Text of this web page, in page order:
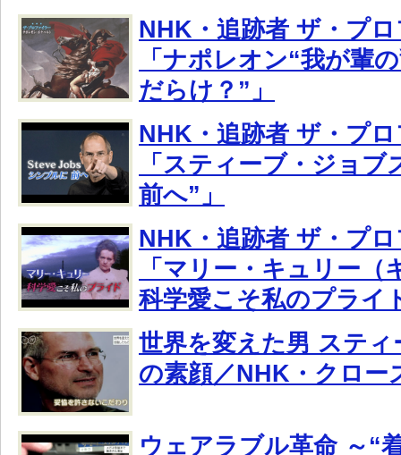
NHK・追跡者 ザ・プ
「ナポレオン“我が輩
だらけ？”」
NHK・追跡者 ザ・プ
「スティーブ・ジョ
前へ”」
NHK・追跡者 ザ・プ
「マリー・キュリー（
科学愛こそ私のプライ
世界を変えた男 ステ
の素顔／NHK・クロー
ウェアラブル革命 ～“